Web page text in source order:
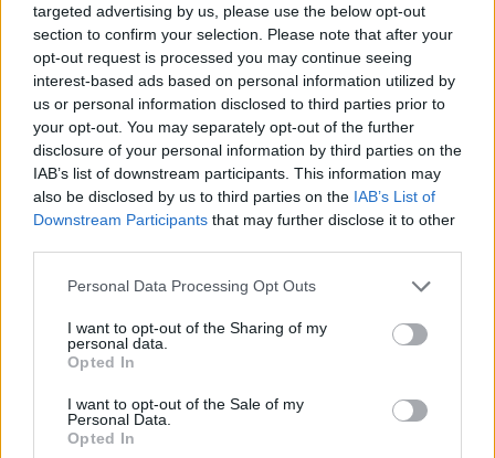
targeted advertising by us, please use the below opt-out
section to confirm your selection. Please note that after your
opt-out request is processed you may continue seeing
interest-based ads based on personal information utilized by
us or personal information disclosed to third parties prior to
your opt-out. You may separately opt-out of the further
disclosure of your personal information by third parties on the
IAB’s list of downstream participants. This information may
also be disclosed by us to third parties on the IAB’s List of
Downstream Participants that may further disclose it to other
Personal Data Processing Opt Outs
I want to opt-out of the Sharing of my
personal data.
Opted In
I want to opt-out of the Sale of my
Personal Data.
Opted In
du jene findest - die Angebote wechseln - Auflistung was
wann bis wann angeboten wird findest du in der FAQ
Lichterfest = Laubtanz (+)
26 April 2026
Micky1960
Wo ist der Shop?
mir wird nur Pogo und Lichterfest angezeigt!
Die Angebote wechseln doch. Heute 14 Uhr kommen die
Erntehelfer.
26 April 2026